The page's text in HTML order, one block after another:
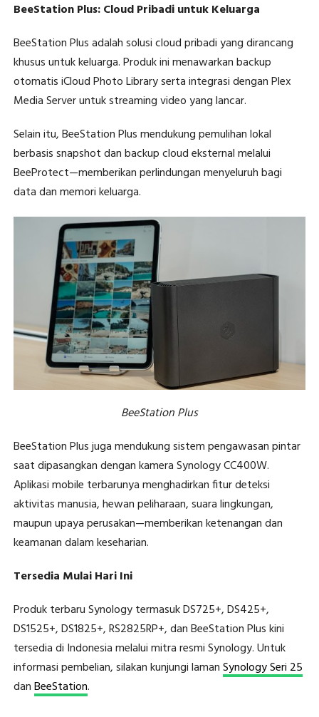
BeeStation Plus: Cloud Pribadi untuk Keluarga
BeeStation Plus adalah solusi cloud pribadi yang dirancang
khusus untuk keluarga. Produk ini menawarkan backup
otomatis iCloud Photo Library serta integrasi dengan Plex
Media Server untuk streaming video yang lancar.
Selain itu, BeeStation Plus mendukung pemulihan lokal
berbasis snapshot dan backup cloud eksternal melalui
BeeProtect—memberikan perlindungan menyeluruh bagi
data dan memori keluarga.
BeeStation Plus
BeeStation Plus juga mendukung sistem pengawasan pintar
saat dipasangkan dengan kamera Synology CC400W.
Aplikasi mobile terbarunya menghadirkan fitur deteksi
aktivitas manusia, hewan peliharaan, suara lingkungan,
maupun upaya perusakan—memberikan ketenangan dan
keamanan dalam keseharian.
Tersedia Mulai Hari Ini
Produk terbaru Synology termasuk DS725+, DS425+,
DS1525+, DS1825+, RS2825RP+, dan BeeStation Plus kini
tersedia di Indonesia melalui mitra resmi Synology. Untuk
informasi pembelian, silakan kunjungi lamanSynology Seri 25
danBeeStation.